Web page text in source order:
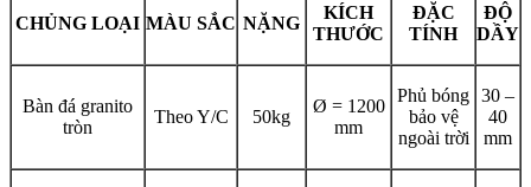
CHỦNG LOẠI MÀU SẮC NẶNG
KÍCH
THƯỚC
ĐẶC
TÍNH
ĐỘ
DẦY
Bàn đá granito
tròn
Theo Y/C 50kg
Ø = 1200
mm
Phủ bóng
bảo vệ
ngoài trời
30 –
40
mm